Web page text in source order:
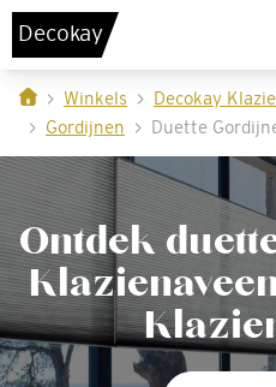
Decokay
Winkels
Decokay
Gordijnen
Duette
Ontdek